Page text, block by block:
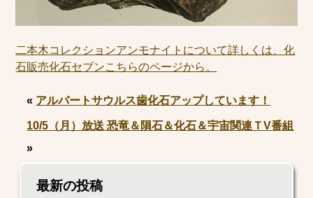
二本木コレクションアンモナイトについて詳しくは、化
石販売化石セブンこちらのページから。
« アルバートサウルス歯化石アップしています！
10/5（月）放送 恐竜＆隕石＆化石＆宇宙関連ＴV番組
»
最新の投稿